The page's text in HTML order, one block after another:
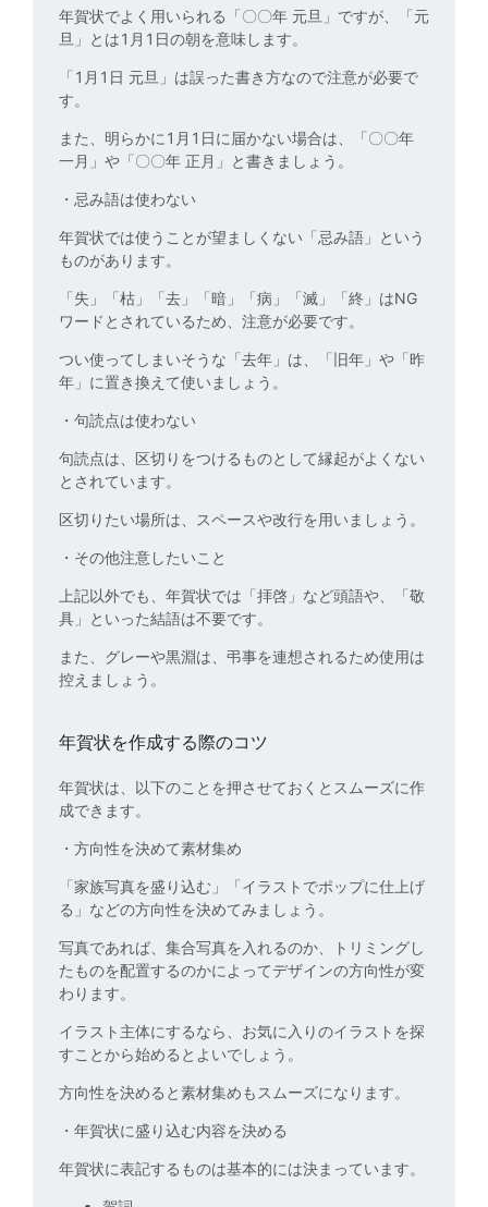
年賀状でよく用いられる「〇〇年 元旦」ですが、「元
旦」とは1月1日の朝を意味します。
「1月1日 元旦」は誤った書き方なので注意が必要で
す。
また、明らかに1月1日に届かない場合は、「〇〇年
一月」や「〇〇年 正月」と書きましょう。
・忌み語は使わない
年賀状では使うことが望ましくない「忌み語」という
ものがあります。
「失」「枯」「去」「暗」「病」「滅」「終」はNG
ワードとされているため、注意が必要です。
つい使ってしまいそうな「去年」は、「旧年」や「昨
年」に置き換えて使いましょう。
・句読点は使わない
句読点は、区切りをつけるものとして縁起がよくない
とされています。
区切りたい場所は、スペースや改行を用いましょう。
・その他注意したいこと
上記以外でも、年賀状では「拝啓」など頭語や、「敬
具」といった結語は不要です。
また、グレーや黒淵は、弔事を連想されるため使用は
控えましょう。
年賀状を作成する際のコツ
年賀状は、以下のことを押させておくとスムーズに作
成できます。
・方向性を決めて素材集め
「家族写真を盛り込む」「イラストでポップに仕上げ
る」などの方向性を決めてみましょう。
写真であれば、集合写真を入れるのか、トリミングし
たものを配置するのかによってデザインの方向性が変
わります。
イラスト主体にするなら、お気に入りのイラストを探
すことから始めるとよいでしょう。
方向性を決めると素材集めもスムーズになります。
・年賀状に盛り込む内容を決める
年賀状に表記するものは基本的には決まっています。